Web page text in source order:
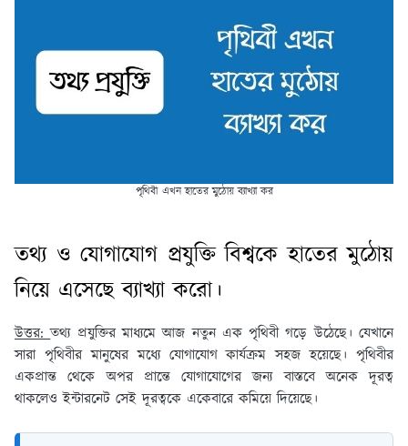
পৃথিবী এখন হাতের মুঠোয় ব্যাখ্যা কর
তথ্য ও যােগাযােগ প্রযুক্তি বিশ্বকে হাতের মুঠোয়
নিয়ে এসেছে ব্যাখ্যা করাে।
উত্তর:তথ্য প্রযুক্তির মাধ্যমে আজ নতুন এক পৃথিবী গড়ে উঠেছে। যেখানে
সারা পৃথিবীর মানুষের মধ্যে যােগাযােগ কার্যক্রম সহজ হয়েছে। পৃথিবীর
একপ্রান্ত থেকে অপর প্রান্তে যােগাযােগের জন্য বাস্তবে অনেক দূরত্ব
থাকলেও ইন্টারনেট সেই দূরত্বকে একেবারে কমিয়ে দিয়েছে।